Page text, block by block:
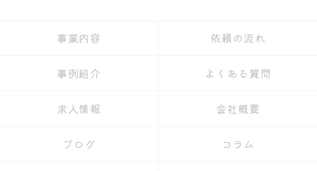
事業内容 依頼の流れ
事例紹介 よくある質問
求人情報 会社概要
ブログ コラム